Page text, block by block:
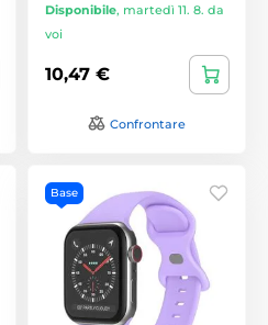
Disponibile, martedì 11. 8. da
voi
10,47 €
Confrontare
Base